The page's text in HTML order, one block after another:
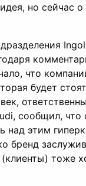
но сейчас о
что
будет
сообщил, что
над этим
бренд
(клиенты) тоже